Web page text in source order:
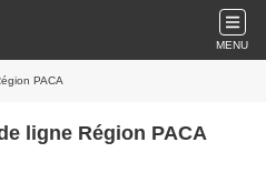
MENU
PACA
ligne Région PACA